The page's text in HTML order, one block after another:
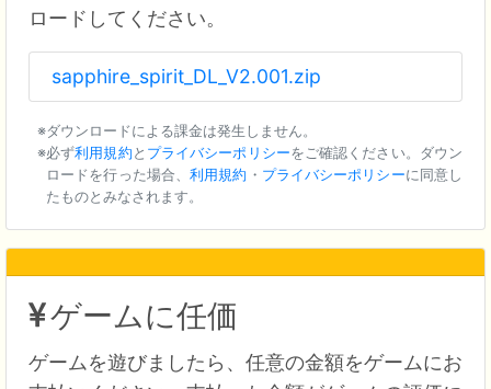
ロードしてください。
sapphire_spirit_DL_V2.001.zip
ダウンロードによる課金は発生しません。
必ず利用規約と プライバシーポリシーをご確認ください。ダウン
ロードを行った場合、利用規約 ・ プライバシーポリシーに同意し
たものとみなされます。
ゲームに任価
ゲームを遊びましたら、任意の金額をゲームにお